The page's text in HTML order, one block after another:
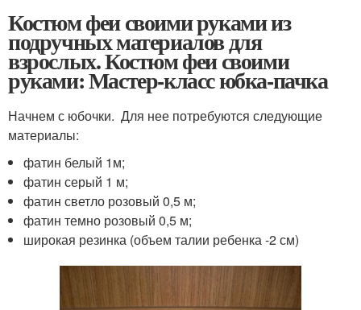
Костюм феи своими руками из
подручных материалов для
взрослых. Костюм феи своими
руками: Мастер-класс юбка-пачка
Начнем с юбочки. Для нее потребуются следующие
материалы:
фатин белый 1м;
фатин серый 1 м;
фатин светло розовый 0,5 м;
фатин темно розовый 0,5 м;
широкая резинка (объем талии ребенка -2 см)